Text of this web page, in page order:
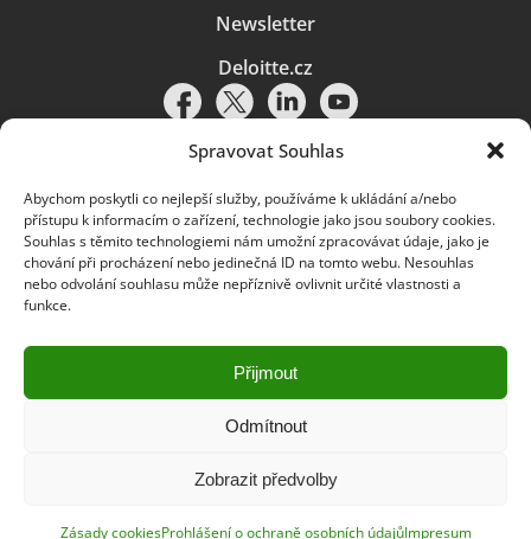
Spravovat Souhlas
Abychom poskytli co nejlepší služby, používáme k ukládání a/nebo
přístupu k informacím o zařízení, technologie jako jsou soubory cookies.
Souhlas s těmito technologiemi nám umožní zpracovávat údaje, jako je
chování při procházení nebo jedinečná ID na tomto webu. Nesouhlas
nebo odvolání souhlasu může nepříznivě ovlivnit určité vlastnosti a
funkce.
Přijmout
Odmítnout
Zobrazit předvolby
Zásady cookiesProhlášení o ochraně osobních údajůImpresum
Newsletter
Deloitte.cz
Pravidla používání|Ochrana osobních údajů|Soubory cookies |
Deloitte.cz
© 2026. Více informací najdete vPravidlech používání.
Deloitte označuje jednu či více společností globální sítě členských
a přidružené subjekty (souhrnně „organizace Deloitte“). Společnost DTTL
(rovněž označovaná jako „Deloitte Global“) a každá z jejích členských
společností a jejich přidružených subjektů je samostatným a nezávislým
právním subjektem, který není oprávněn zavazovat nebo přijímat závazky
za jinou z těchto členských společností a jejich přidružených subjektů ve
pochybení, nikoli za jednání či pochybení jiných členských společností či